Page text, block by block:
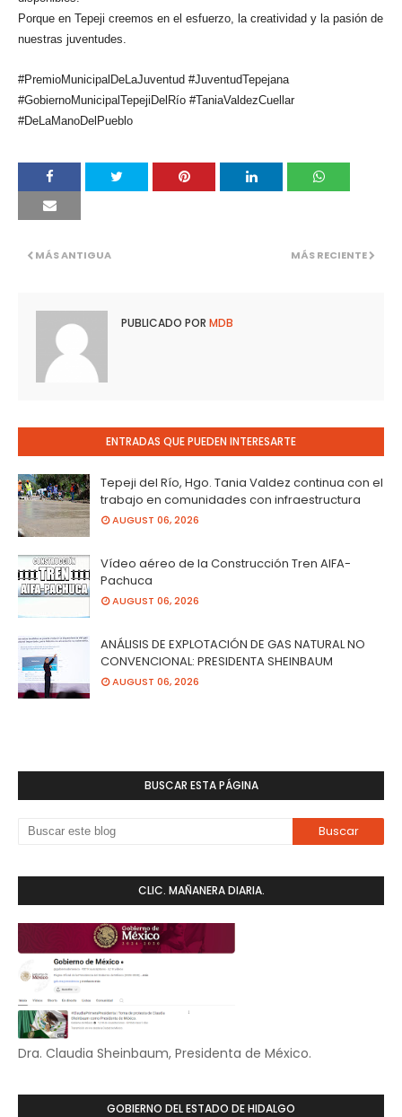
Porque en Tepeji creemos en el esfuerzo, la creatividad y la pasión de
nuestras juventudes.
#PremioMunicipalDeLaJuventud #JuventudTepejana
#GobiernoMunicipalTepejiDelRío #TaniaValdezCuellar
#DeLaManoDelPueblo
MÁS RECIENTE
MÁS ANTIGUA
PUBLICADO POR MDB
ENTRADAS QUE PUEDEN INTERESARTE
Tepeji del Río, Hgo. Tania Valdez continua con el
trabajo en comunidades con infraestructura
AUGUST 06, 2026
Vídeo aéreo de la Construcción Tren AIFA-
Pachuca
AUGUST 06, 2026
ANÁLISIS DE EXPLOTACIÓN DE GAS NATURAL NO
CONVENCIONAL: PRESIDENTA SHEINBAUM
AUGUST 06, 2026
BUSCAR ESTA PÁGINA
CLIC. MAÑANERA DIARIA.
Dra. Claudia Sheinbaum, Presidenta de México.
GOBIERNO DEL ESTADO DE HIDALGO